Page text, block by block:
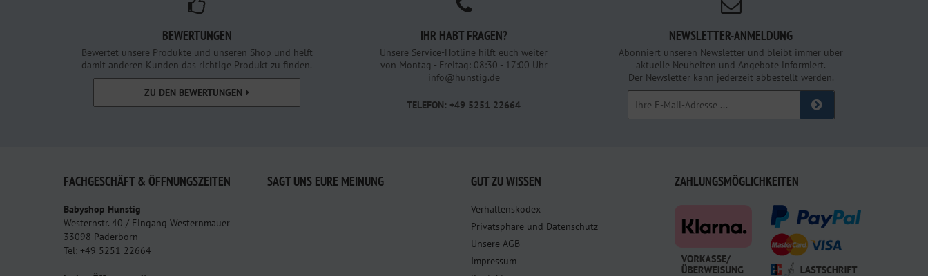
BEWERTUNGEN
Bewertet unsere Produkte und unseren Shop und helft
damit anderen Kunden das richtige Produkt zu finden.
ZU DEN BEWERTUNGEN
IHR HABT FRAGEN?
Unsere Service-Hotline hilft euch weiter
von Montag - Freitag: 08:30 - 17:00 Uhr
info@hunstig.de
TELEFON: +49 5251 22664
NEWSLETTER-ANMELDUNG
Abonniert unseren Newsletter und bleibt immer über
aktuelle Neuheiten und Angebote informiert.
Der Newsletter kann jederzeit abbestellt werden.
FACHGESCHÄFT & ÖFFNUNGSZEITEN
Babyshop Hunstig
Westernstr. 40 / Eingang Westernmauer
33098 Paderborn
Tel: +49 5251 22664
SAGT UNS EURE MEINUNG GUT ZU WISSEN
Verhaltenskodex
Privatsphäre und Datenschutz
Unsere AGB
Impressum
ZAHLUNGSMÖGLICHKEITEN